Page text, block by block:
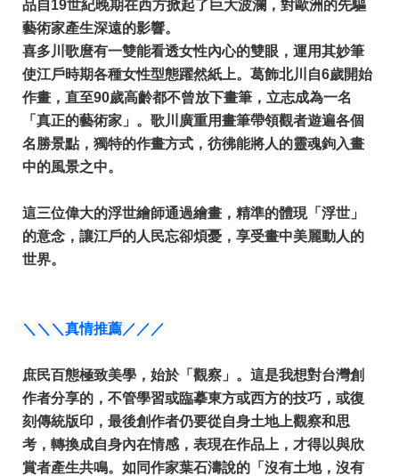
品自19世紀晚期在西方掀起了巨大波瀾，對歐洲的先驅
藝術家產生深遠的影響。
喜多川歌麿有一雙能看透女性內心的雙眼，運用其妙筆
使江戶時期各種女性型態躍然紙上。葛飾北川自6歲開始
作畫，直至90歲高齡都不曾放下畫筆，立志成為一名
「真正的藝術家」。歌川廣重用畫筆帶領觀者遊遍各個
名勝景點，獨特的作畫方式，彷彿能將人的靈魂鉤入畫
中的風景之中。
這三位偉大的浮世繪師通過繪畫，精準的體現「浮世」
的意念，讓江戶的人民忘卻煩憂，享受畫中美麗動人的
世界。
＼＼＼真情推薦／／／
庶民百態極致美學，始於「觀察」。這是我想對台灣創
作者分享的，不管學習或臨摹東方或西方的技巧，或復
刻傳統版印，最後創作者仍要從自身土地上觀察和思
考，轉換成自身內在情感，表現在作品上，才得以與欣
賞者產生共鳴。如同作家葉石濤說的「沒有土地，沒有